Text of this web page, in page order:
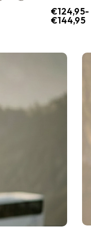
€124,95-
€144,95